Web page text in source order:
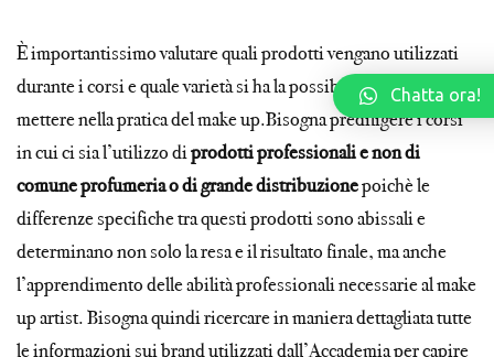
È importantissimo valutare quali prodotti vengano utilizzati
durante i corsi e quale varietà si ha la possibilità di testare e
mettere nella pratica del make up.Bisogna prediligere i corsi
in cui ci sia l’utilizzo diprodotti professionali e non di
comune profumeria o di grande distribuzionepoichè le
differenze specifiche tra questi prodotti sono abissali e
determinano non solo la resa e il risultato finale, ma anche
l’apprendimento delle abilità professionali necessarie al make
up artist. Bisogna quindi ricercare in maniera dettagliata tutte
le informazioni sui brand utilizzati dall’Accademia per capire
Chatta ora!